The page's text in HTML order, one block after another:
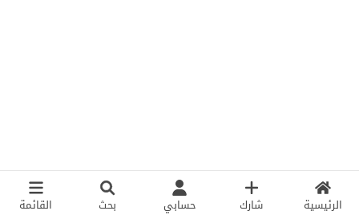
الرئيسية شارك حسابي بحث القائمة